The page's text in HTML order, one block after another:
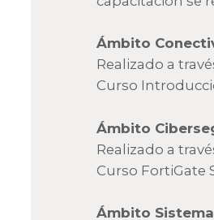
Ámbito
Realizado a
Curso
Ámbito
Realizado a
Curso FortiGate
Ámbito